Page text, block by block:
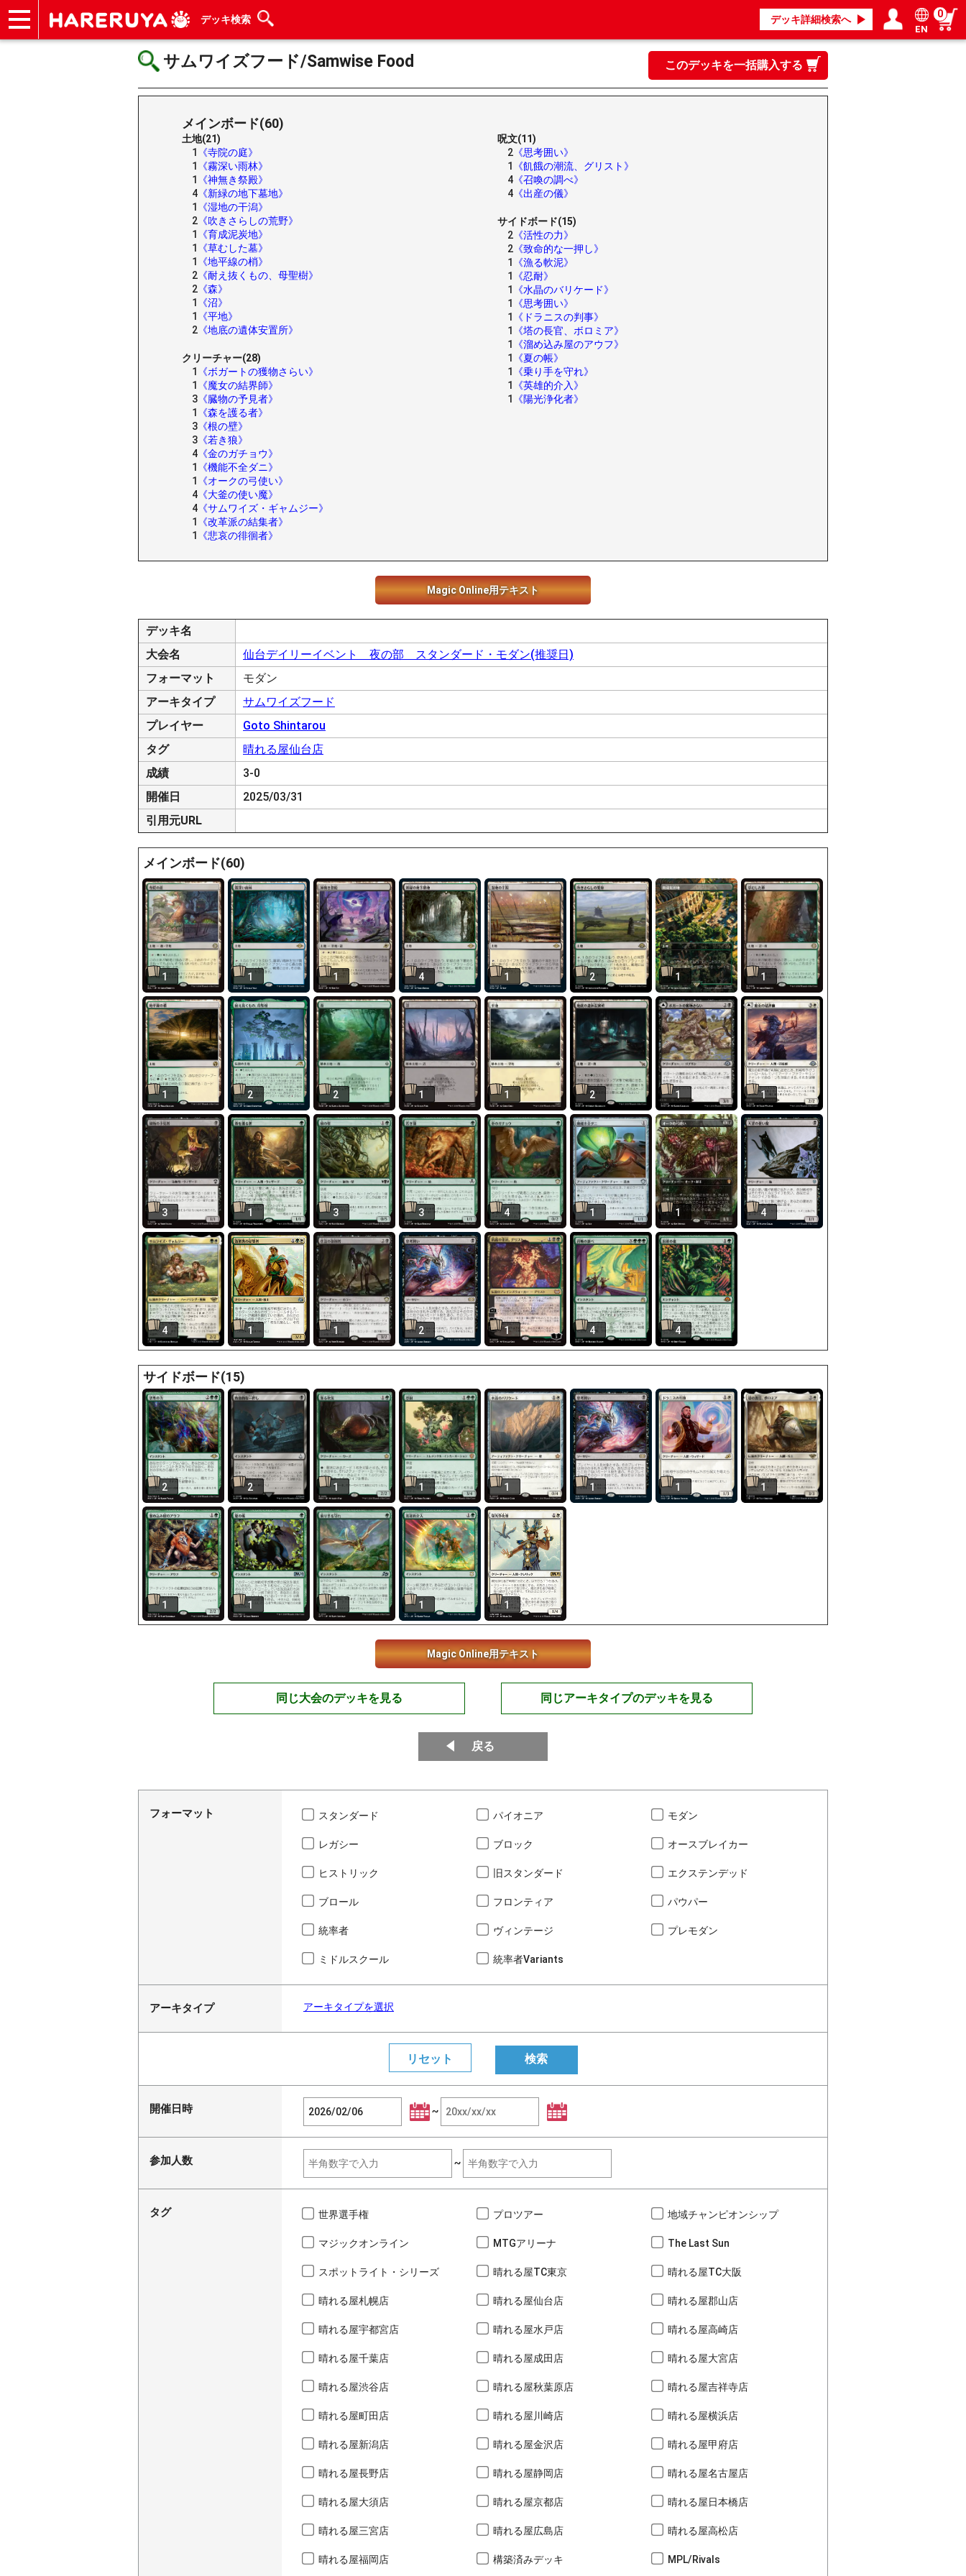
デッキ検索 デッキ詳細検索へ
ログイン／会員登録
マイページ
EN
0
サムワイズフード/Samwise Food このデッキを一括購入する
メインボード(60)
土地(21)
1
《寺院の庭》
1
《霧深い雨林》
1
《神無き祭殿》
4 《新緑の地下墓地》
1
《湿地の干潟》
2 《吹きさらしの荒野》
1
《育成泥炭地》
1
《草むした墓》
1
《地平線の梢》
2 《耐え抜くもの、母聖樹》
2 《森》
1
《沼》
1
《平地》
2 《地底の遺体安置所》
クリーチャー(28)
1
《ボガートの獲物さらい》
1
《魔女の結界師》
3 《臓物の予見者》
1
《森を護る者》
3 《根の壁》
3 《若き狼》
4 《金のガチョウ》
1
《機能不全ダニ》
1
《オークの弓使い》
4 《大釜の使い魔》
4 《サムワイズ・ギャムジー》
1
《改革派の結集者》
1
《悲哀の徘徊者》
呪文(11)
2 《思考囲い》
1
《飢餓の潮流、グリスト》
4 《召喚の調べ》
4 《出産の儀》
サイドボード(15)
2 《活性の力》
2 《致命的な一押し》
1
《漁る軟泥》
1
《忍耐》
1
《水晶のバリケード》
1
《思考囲い》
1
《ドラニスの判事》
1
《塔の長官、ボロミア》
1
《溜め込み屋のアウフ》
1
《夏の帳》
1
《乗り手を守れ》
1
《英雄的介入》
1
《陽光浄化者》
Magic Online用テキスト
デッキ名
大会名
仙台デイリーイベント 夜の部 スタンダード・モダン(推奨日)
フォーマット
モダン
アーキタイプ
サムワイズフード
プレイヤー
Goto Shintarou
タグ
晴れる屋仙台店
成績
3-0
開催日
2025/03/31
引用元URL
メインボード(60)
1 1 1 4 1 2 1 1
1 2 2 1 1 2 1 1
3 1 3 3 4 1 1 4
4 1 1 2 1 4 4
サイドボード(15)
2 2 1 1 1 1 1 1
1 1 1 1 1
Magic Online用テキスト
同じ大会のデッキを見る 同じアーキタイプのデッキを見る
戻る
フォーマット スタンダード パイオニア モダン
レガシー ブロック オースブレイカー
ヒストリック 旧スタンダード エクステンデッド
ブロール フロンティア パウパー
統率者 ヴィンテージ プレモダン
ミドルスクール 統率者Variants
アーキタイプ アーキタイプを選択
開催日時 ~
参加人数 ~
タグ 世界選手権 プロツアー 地域チャンピオンシップ
マジックオンライン MTGアリーナ The Last Sun
スポットライト・シリーズ 晴れる屋TC東京 晴れる屋TC大阪
晴れる屋札幌店 晴れる屋仙台店 晴れる屋郡山店
晴れる屋宇都宮店 晴れる屋水戸店 晴れる屋高崎店
晴れる屋千葉店 晴れる屋成田店 晴れる屋大宮店
晴れる屋渋谷店 晴れる屋秋葉原店 晴れる屋吉祥寺店
晴れる屋町田店 晴れる屋川崎店 晴れる屋横浜店
晴れる屋新潟店 晴れる屋金沢店 晴れる屋甲府店
晴れる屋長野店 晴れる屋静岡店 晴れる屋名古屋店
晴れる屋大須店 晴れる屋京都店 晴れる屋日本橋店
晴れる屋三宮店 晴れる屋広島店 晴れる屋高松店
晴れる屋福岡店 構築済みデッキ MPL/Rivals